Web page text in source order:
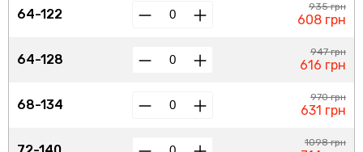
64-122
64-128
68-134
935 грн
608 грн
947 грн
616 грн
970 грн
631 грн
1098 грн